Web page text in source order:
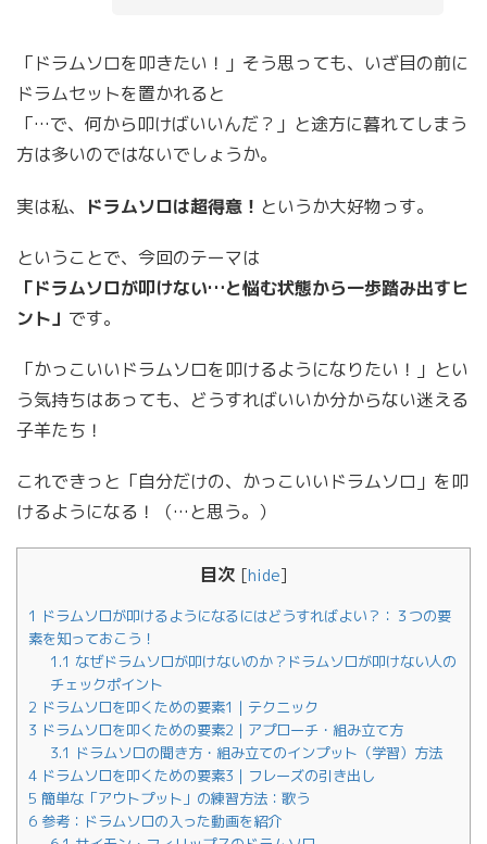
「ドラムソロを叩きたい！」そう思っても、いざ目の前に
ドラムセットを置かれると
「…で、何から叩けばいいんだ？」と途方に暮れてしまう
方は多いのではないでしょうか。
実は私、 ドラムソロは超得意！ というか大好物っす。
ということで、今回のテーマは
「ドラムソロが叩けない…と悩む状態から一歩踏み出すヒ
ント」 です。
「かっこいいドラムソロを叩けるようになりたい！」とい
う気持ちはあっても、どうすればいいか分からない迷える
子羊たち！
これできっと「自分だけの、かっこいいドラムソロ」を叩
けるようになる！（…と思う。）
目次 [hide]
1 ドラムソロが叩けるようになるにはどうすればよい？：３つの要
素を知っておこう！
1.1 なぜドラムソロが叩けないのか？ドラムソロが叩けない人の
チェックポイント
2 ドラムソロを叩くための要素1｜テクニック
3 ドラムソロを叩くための要素2｜アプローチ・組み立て方
3.1 ドラムソロの聞き方・組み立てのインプット（学習）方法
4 ドラムソロを叩くための要素3｜フレーズの引き出し
5 簡単な「アウトプット」の練習方法：歌う
6 参考：ドラムソロの入った動画を紹介